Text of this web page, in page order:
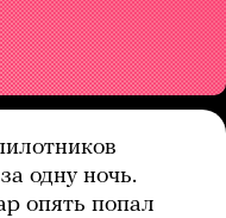
одну ночь.
опять попал